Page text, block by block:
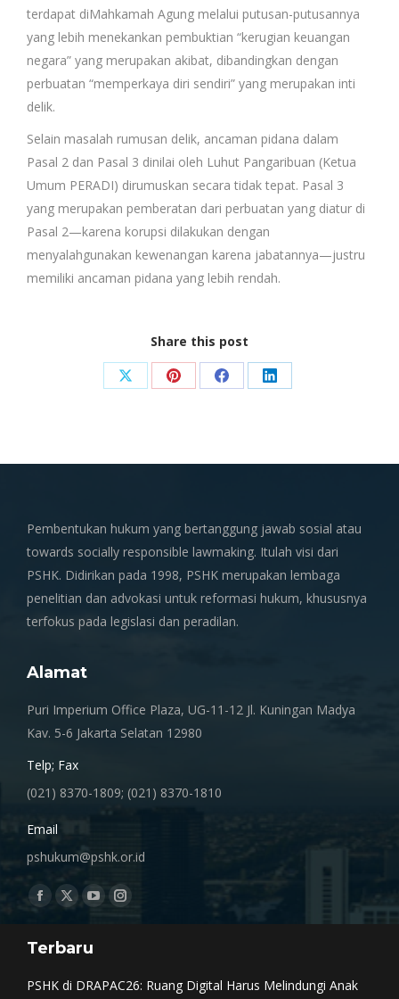
terdapat diMahkamah Agung melalui putusan-putusannya
yang lebih menekankan pembuktian “kerugian keuangan
negara” yang merupakan akibat, dibandingkan dengan
perbuatan “memperkaya diri sendiri” yang merupakan inti
delik.
Selain masalah rumusan delik, ancaman pidana dalam
Pasal 2 dan Pasal 3 dinilai oleh Luhut Pangaribuan (Ketua
Umum PERADI) dirumuskan secara tidak tepat. Pasal 3
yang merupakan pemberatan dari perbuatan yang diatur di
Pasal 2—karena korupsi dilakukan dengan
menyalahgunakan kewenangan karena jabatannya—justru
memiliki ancaman pidana yang lebih rendah.
Share this post
Share Share Share Share
Pembentukan hukum yang bertanggung jawab sosial atau
towards socially responsible lawmaking. Itulah visi dari
PSHK. Didirikan pada 1998, PSHK merupakan lembaga
penelitian dan advokasi untuk reformasi hukum, khususnya
terfokus pada legislasi dan peradilan.
Alamat
Puri Imperium Office Plaza, UG-11-12 Jl. Kuningan Madya
Kav. 5-6 Jakarta Selatan 12980
Telp; Fax
(021) 8370-1809; (021) 8370-1810
Email
pshukum@pshk.or.id
Find us on:
Facebook
opens
X
opens
YouTube
opens
Instagram
Terbaru
PSHK di DRAPAC26: Ruang Digital Harus Melindungi Anak